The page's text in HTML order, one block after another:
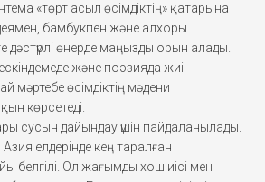
«төрт асыл өсімдіктің» қатарына
бамбукпен және алхоры
дәстүрлі өнерде маңызды орын алады.
және поэзияда жиі
мәртебе өсімдіктің мәдени
көрсетеді.
сусын дайындау үшін пайдаланылады.
елдерінде кең таралған
белгілі. Ол жағымды хош иісі мен